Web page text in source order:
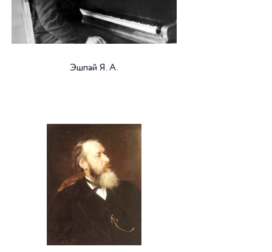
Эшпай Я. А.